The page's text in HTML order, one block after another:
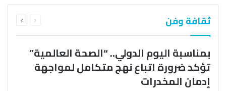
ثقافة وفن الصفحةالصفحة
بمناسبة اليوم الدولي.. “الصحة العالمية”
تؤكد ضرورة اتباع نهج متكامل لمواجهة
إدمان المخدرات